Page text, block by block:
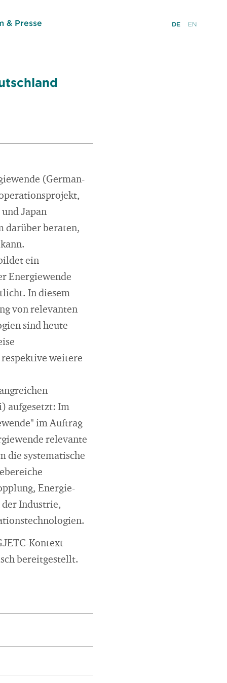
& Presse DE EN
(German-
Japan
darüber beraten,
ein
Energiewende
In diesem
von relevanten
sind heute
weitere
aufgesetzt: Im
im Auftrag
relevante
die systematische
Energie-
der Industrie,
Kontext
bereitgestellt.